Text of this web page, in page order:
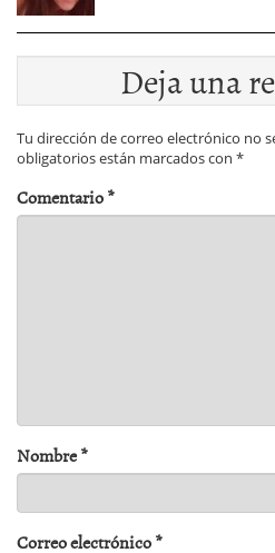
Deja una
Tu dirección de correo electrónico no
obligatorios están marcados con *
Comentario*
Nombre*
Correo electrónico*